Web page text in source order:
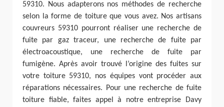
59310. Nous adapterons nos méthodes de recherche
selon la forme de toiture que vous avez. Nos artisans
couvreurs 59310 pourront réaliser une recherche de
fuite par gaz traceur, une recherche de fuite par
électroacoustique, une recherche de fuite par
fumigène. Après avoir trouvé l’origine des fuites sur
votre toiture 59310, nos équipes vont procéder aux
réparations nécessaires. Pour une recherche de fuite
toiture fiable, faites appel à notre entreprise Davy